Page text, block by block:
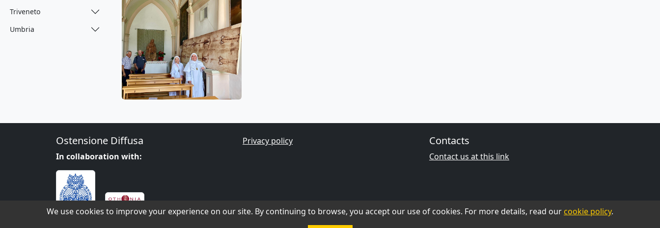
Triveneto
Umbria
We use cookies to improve your experience on our site. By continuing to browse, you accept our use of cookies. For more details, read our cookie policy.
Ostensione Diffusa
In collaboration with:
Privacy policy Contacts
Contact us at this link